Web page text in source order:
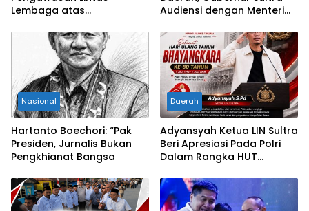
Lembaga atas
Objek Sengketa di
Pengadilan Negeri Jakarta
Audiensi dengan Menteri
Nasional
Hartanto Boechori: “Pak
Presiden, Jurnalis Bukan
Pengkhianat Bangsa
Daerah
Adyansyah Ketua LIN Sultra
Beri Apresiasi Pada Polri
Dalam Rangka HUT